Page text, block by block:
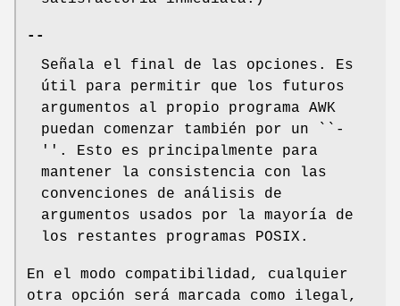
--
Señala el final de las opciones. Es
útil para permitir que los futuros
argumentos al propio programa AWK
puedan comenzar también por un ``-
''. Esto es principalmente para
mantener la consistencia con las
convenciones de análisis de
argumentos usados por la mayoría de
los restantes programas POSIX.
En el modo compatibilidad, cualquier
otra opción será marcada como ilegal,